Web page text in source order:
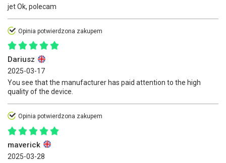
jet Ok, polecam
Opinia potwierdzona zakupem
Dariusz
2025-03-17
You see that the manufacturer has paid attention to the high
quality of the device.
Opinia potwierdzona zakupem
maverick
2025-03-28